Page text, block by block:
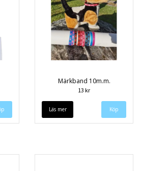
Märkband 10m.m.
13 kr
Läs mer Köp